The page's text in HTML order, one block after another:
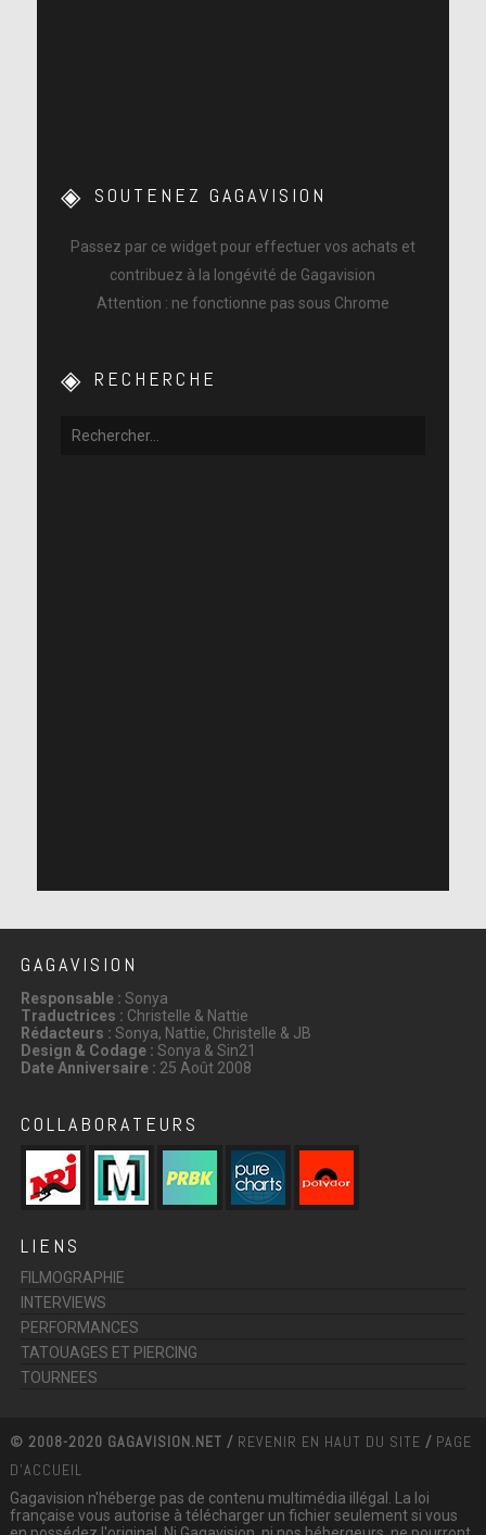
SOUTENEZ GAGAVISION
Passez par ce widget pour effectuer vos achats et
contribuez à la longévité de Gagavision
Attention : ne fonctionne pas sous Chrome
RECHERCHE
GAGAVISION
Responsable : Sonya
Traductrices : Christelle & Nattie
Rédacteurs : Sonya, Nattie, Christelle & JB
Design & Codage : Sonya & Sin21
Date Anniversaire : 25 Août 2008
COLLABORATEURS
LIENS
FILMOGRAPHIE
INTERVIEWS
PERFORMANCES
TATOUAGES ET PIERCING
TOURNEES
© 2008-2020 GAGAVISION.NET / REVENIR EN HAUT DU SITE / PAGE
D'ACCUEIL
Gagavision n'héberge pas de contenu multimédia illégal. La loi
française vous autorise à télécharger un fichier seulement si vous